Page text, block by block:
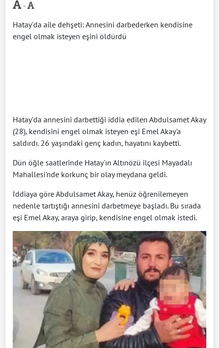
-
Hatay'da aile dehşeti: Annesini darbederken kendisine
engel olmak isteyen eşini öldürdü
Hatay'da annesini darbettiği iddia edilen Abdulsamet Akay
(28), kendisini engel olmak isteyen eşi Emel Akay'a
saldırdı. 26 yaşındaki genç kadın, hayatını kaybetti.
Dün öğle saatlerinde Hatay'ın Altınözü ilçesi Mayadalı
Mahallesi'nde korkunç bir olay meydana geldi.
İddiaya göre Abdulsamet Akay, henüz öğrenilemeyen
nedenle tartıştığı annesini darbetmeye başladı. Bu sırada
eşi Emel Akay, araya girip, kendisine engel olmak istedi.